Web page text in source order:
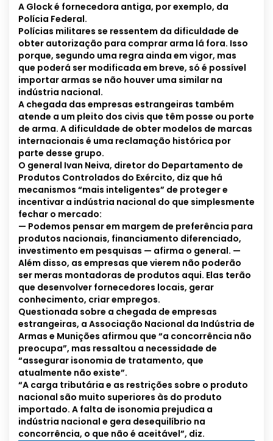
A Glock é fornecedora antiga, por exemplo, da
Polícia Federal.
Polícias militares se ressentem da dificuldade de
obter autorização para comprar arma lá fora. Isso
porque, segundo uma regra ainda em vigor, mas
que poderá ser modificada em breve, só é possível
importar armas se não houver uma similar na
indústria nacional.
A chegada das empresas estrangeiras também
atende a um pleito dos civis que têm posse ou porte
de arma. A dificuldade de obter modelos de marcas
internacionais é uma reclamação histórica por
parte desse grupo.
O general Ivan Neiva, diretor do Departamento de
Produtos Controlados do Exército, diz que há
mecanismos “mais inteligentes” de proteger e
incentivar a indústria nacional do que simplesmente
fechar o mercado:
— Podemos pensar em margem de preferência para
produtos nacionais, financiamento diferenciado,
investimento em pesquisas — afirma o general. —
Além disso, as empresas que vierem não poderão
ser meras montadoras de produtos aqui. Elas terão
que desenvolver fornecedores locais, gerar
conhecimento, criar empregos.
Questionada sobre a chegada de empresas
estrangeiras, a Associação Nacional da Indústria de
Armas e Munições afirmou que “a concorrência não
preocupa”, mas ressaltou a necessidade de
“assegurar isonomia de tratamento, que
atualmente não existe”.
“A carga tributária e as restrições sobre o produto
nacional são muito superiores às do produto
importado. A falta de isonomia prejudica a
indústria nacional e gera desequilíbrio na
concorrência, o que não é aceitável”, diz.